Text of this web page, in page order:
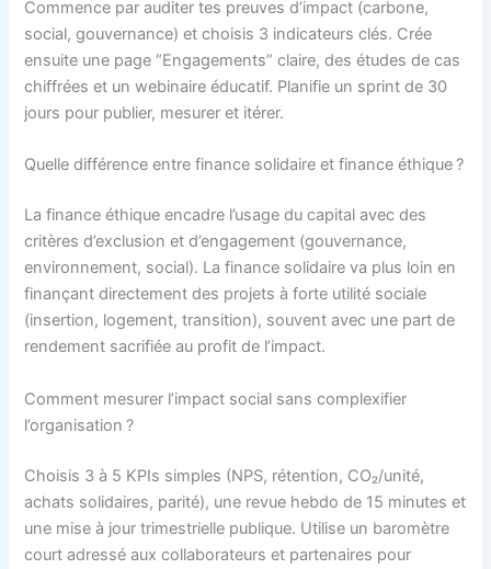
Commence par auditer tes preuves d’impact (carbone,
social, gouvernance) et choisis 3 indicateurs clés. Crée
ensuite une page “Engagements” claire, des études de cas
chiffrées et un webinaire éducatif. Planifie un sprint de 30
jours pour publier, mesurer et itérer.
Quelle différence entre finance solidaire et finance éthique ?
La finance éthique encadre l’usage du capital avec des
critères d’exclusion et d’engagement (gouvernance,
environnement, social). La finance solidaire va plus loin en
finançant directement des projets à forte utilité sociale
(insertion, logement, transition), souvent avec une part de
rendement sacrifiée au profit de l’impact.
Comment mesurer l’impact social sans complexifier
l’organisation ?
Choisis 3 à 5 KPIs simples (NPS, rétention, CO₂/unité,
achats solidaires, parité), une revue hebdo de 15 minutes et
une mise à jour trimestrielle publique. Utilise un baromètre
court adressé aux collaborateurs et partenaires pour